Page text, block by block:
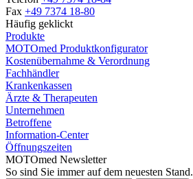
Fax +49 7374 18-80
Häufig geklickt
Produkte
MOTOmed Produktkonfigurator
Kostenübernahme & Verordnung
Fachhändler
Krankenkassen
Ärzte & Therapeuten
Unternehmen
Betroffene
Information-Center
Öffnungszeiten
MOTOmed Newsletter
So sind Sie immer auf dem neuesten Stand.